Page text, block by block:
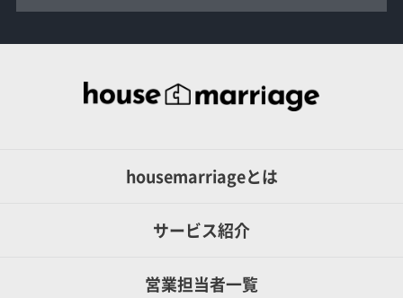
housemarriageとは
サービス紹介
営業担当者一覧